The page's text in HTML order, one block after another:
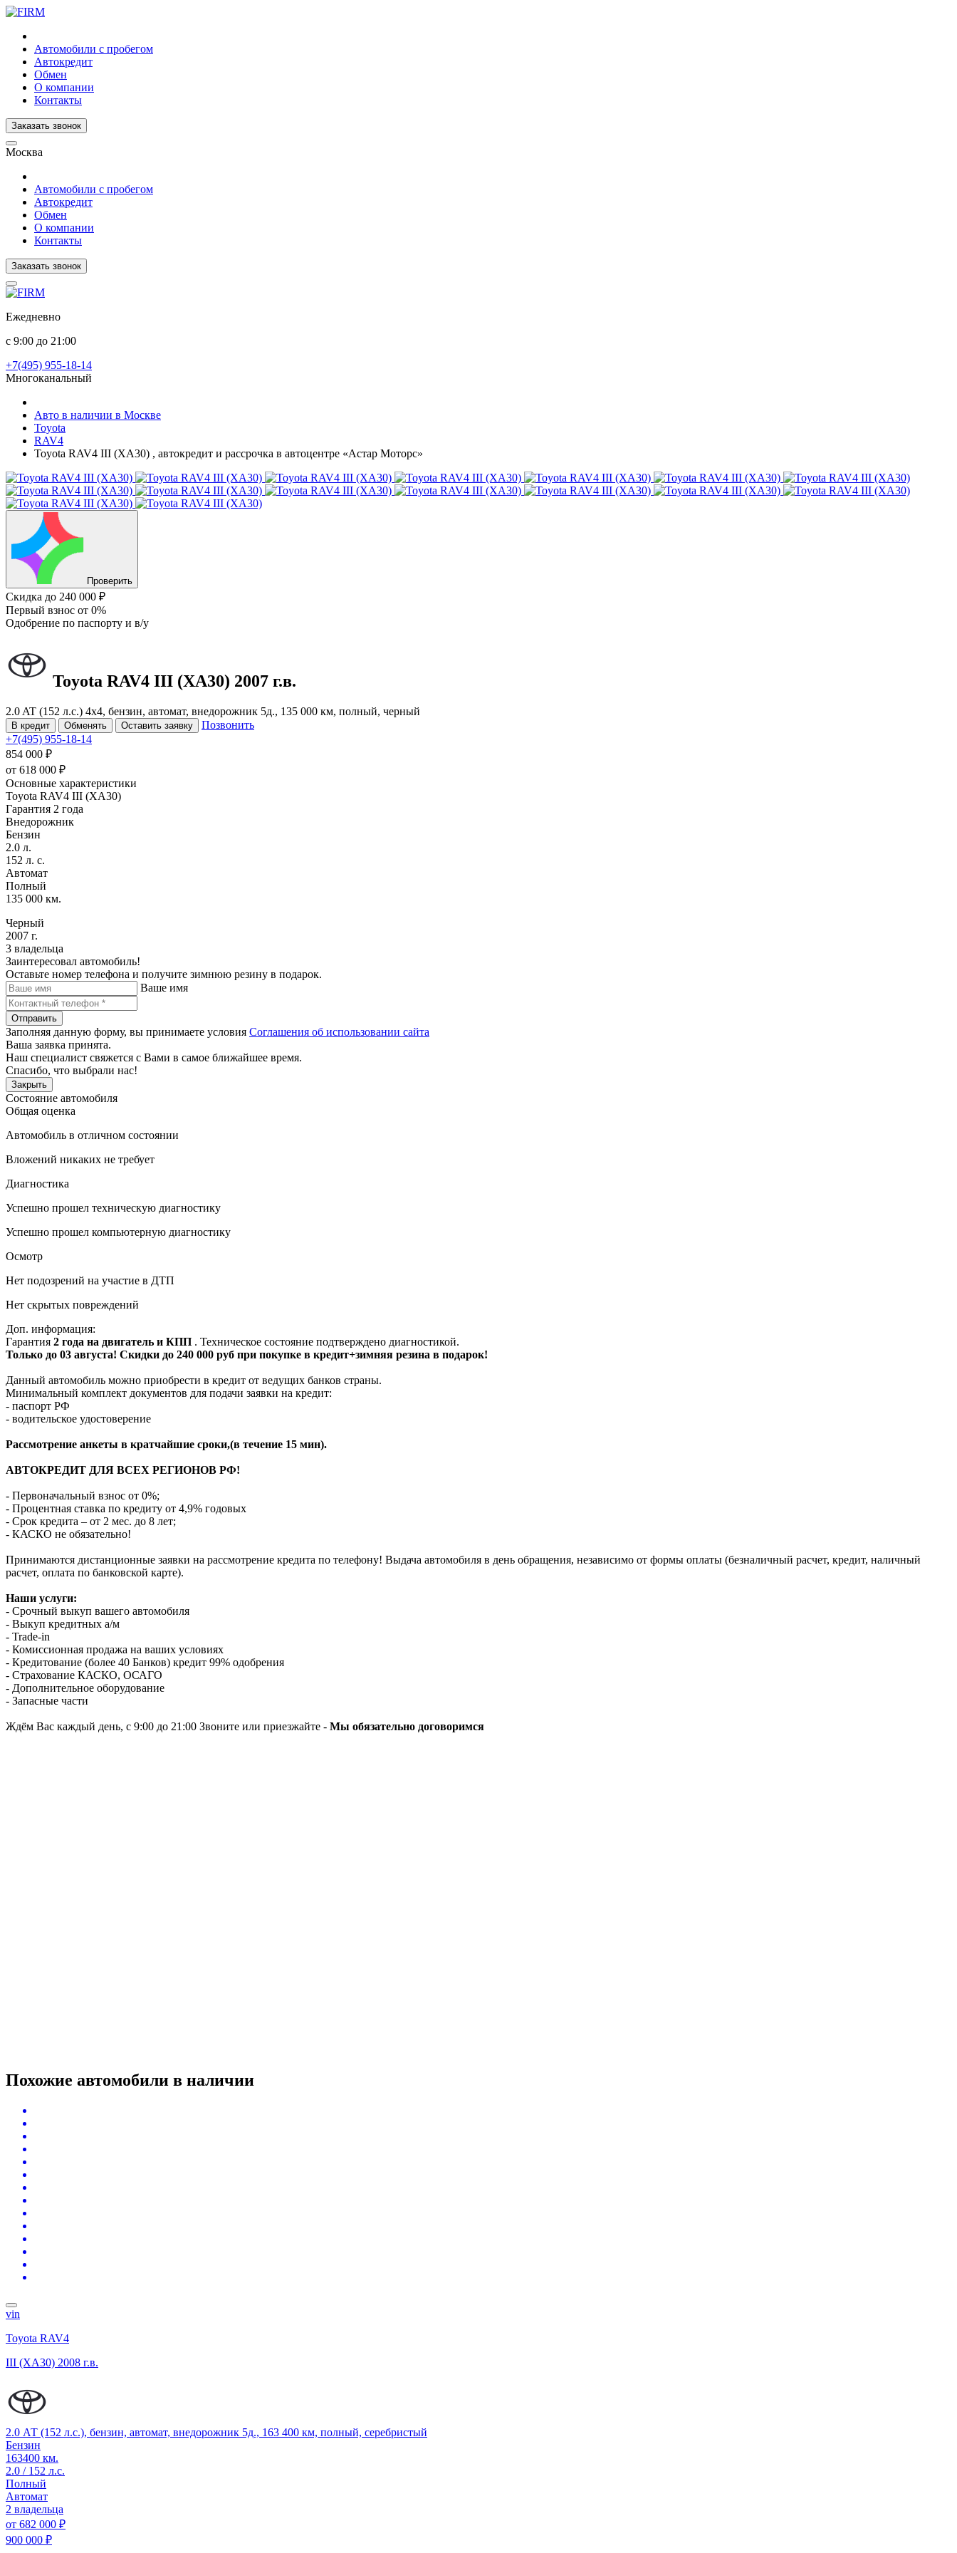
Автомобили с пробегом
Автокредит
Обмен
О компании
Контакты
Заказать звонок
Москва
Автомобили с пробегом
Автокредит
Обмен
О компании
Контакты
Заказать звонок
Ежедневно
с 9:00 до 21:00
+7(495) 955-18-14
Многоканальный
Авто в наличии в Москве
Toyota
RAV4
Toyota RAV4 III (XA30) , автокредит и рассрочка в автоцентре «Астар Моторс»
Проверить
Скидка до 240 000 ₽
Первый взнос от 0%
Одобрение по паспорту и в/у
Toyota RAV4 III (XA30) 2007 г.в.
2.0 AT (152 л.с.) 4x4, бензин, автомат, внедорожник 5д., 135 000 км, полный, черный
В кредит Обменять Оставить заявку
Позвонить
+7(495) 955-18-14
854 000 ₽
от 618 000 ₽
Основные характеристики
Toyota RAV4 III (XA30)
Гарантия 2 года
Внедорожник
Бензин
2.0 л.
152 л. с.
Автомат
Полный
135 000 км.
Черный
2007 г.
3 владельца
Заинтересовал автомобиль!
Оставьте номер телефона и получите зимнюю резину в подарок.
Ваше имя
Отправить
Заполняя данную форму, вы принимаете условия Соглашения об использовании сайта
Ваша заявка принята.
Наш специалист свяжется с Вами в самое ближайшее время.
Спасибо, что выбрали нас!
Закрыть
Состояние автомобиля
Общая оценка
Автомобиль в отличном состоянии
Вложений никаких не требует
Диагностика
Успешно прошел техническую диагностику
Успешно прошел компьютерную диагностику
Осмотр
Нет подозрений на участие в ДТП
Нет скрытых повреждений
Доп. информация:
Гарантия 2 года на двигатель и КПП . Техническое состояние подтверждено диагностикой.
Только до 03 августа! Скидки до 240 000 руб при покупке в кредит+зимняя резина в подарок!
Данный автомобиль можно приобрести в кредит от ведущих банков страны.
Минимальный комплект документов для подачи заявки на кредит:
- паспорт РФ
- водительское удостоверение
Рассмотрение анкеты в кратчайшие сроки,(в течение 15 мин).
АВТОКРЕДИТ ДЛЯ ВСЕХ РЕГИОНОВ РФ!
- Первоначальный взнос от 0%;
- Процентная ставка по кредиту от 4,9% годовых
- Срок кредита – от 2 мес. до 8 лет;
- КАСКО не обязательно!
Принимаются дистанционные заявки на рассмотрение кредита по телефону! Выдача автомобиля в день обращения, независимо от формы оплаты (безналичный расчет, кредит, наличный
расчет, оплата по банковской карте).
Наши услуги:
- Срочный выкуп вашего автомобиля
- Выкуп кредитных а/м
- Trade-in
- Комиссионная продажа на ваших условиях
- Кредитование (более 40 Банков) кредит 99% одобрения
- Страхование КАСКО, ОСАГО
- Дополнительное оборудование
- Запасные части
Ждём Вас каждый день, с 9:00 до 21:00 Звоните или приезжайте - Мы обязательно договоримся
Похожие автомобили в наличии
vin
Toyota RAV4
III (XA30) 2008 г.в.
2.0 АТ (152 л.с.), бензин, автомат, внедорожник 5д., 163 400 км, полный, серебристый
Бензин
163400 км.
2.0 / 152 л.с.
Полный
Автомат
2 владельца
от 682 000 ₽
900 000 ₽